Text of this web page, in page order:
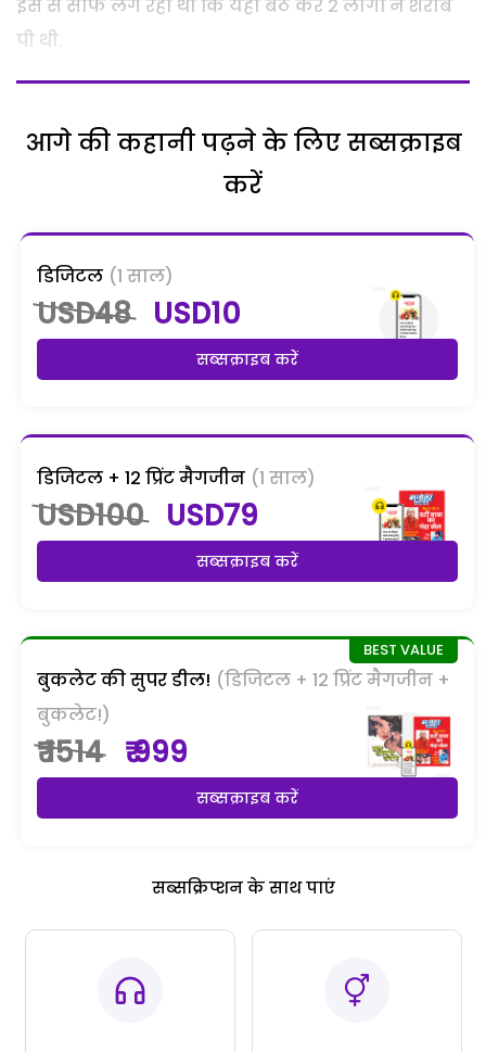
इस से साफ लग रहा था कि यहां बैठ कर 2 लोगों ने शराब
पी थी.
आगे की कहानी पढ़ने के लिए सब्सक्राइब
करें
डिजिटल (1 साल)
USD48 USD10
सब्सक्राइब करें
डिजिटल + 12 प्रिंट मैगजीन (1 साल)
USD100 USD79
सब्सक्राइब करें
बुकलेट की सुपर डील! (डिजिटल + 12 प्रिंट मैगजीन +
बुकलेट!)
₹ 1514 ₹ 999
सब्सक्राइब करें
सब्सक्रिप्शन के साथ पाएं